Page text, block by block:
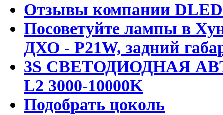
Отзывы компании DLED
Посоветуйте лампы в
ДХО - P21W, задний
3S СВЕТОДИОДНАЯ
L2 3000-10000K
Подобрать цоколь